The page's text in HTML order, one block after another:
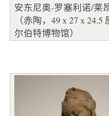
安东尼奥-罗塞利诺/莱
（赤陶，49 x 27 x
尔伯特博物馆）